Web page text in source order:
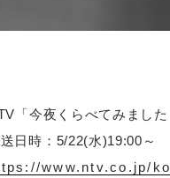
「今夜くらべてみまし
日時：5/22(水)19:00～
www.ntv.co.jp/